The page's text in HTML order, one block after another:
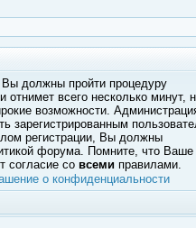
должны пройти процедуру
отнимет всего несколько минут,
возможности.
зарегистрированным
регистрации, Вы должны
форума. Помните, что Ваше
согласие со всеми правилами.
о конфиденциальности